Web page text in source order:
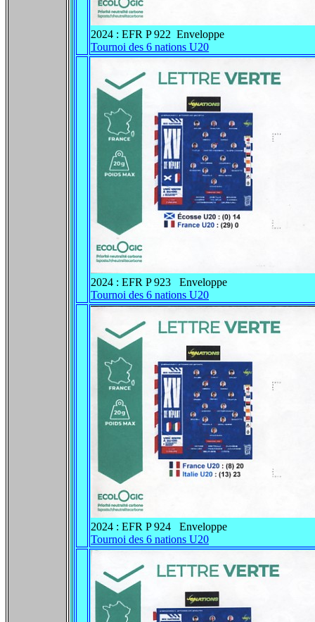
2024 : EFR P 922 Enveloppe
Tournoi des 6 nations U20
2024 : EFR P 923 Enveloppe
Tournoi des 6 nations U20
2024 : EFR P 924 Enveloppe
Tournoi des 6 nations U20